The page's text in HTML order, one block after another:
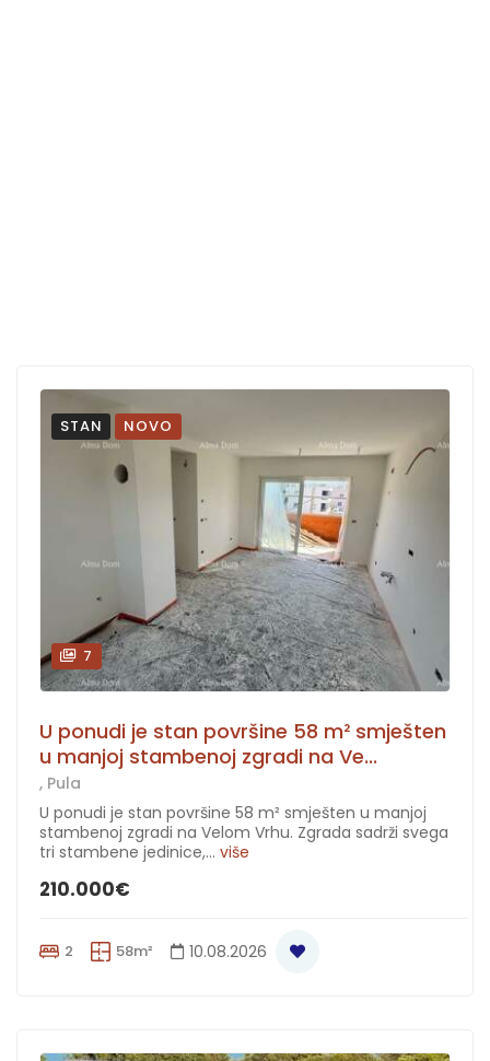
STAN NOVO
7
U ponudi je stan površine 58 m² smješten
u manjoj stambenoj zgradi na Ve...
, Pula
U ponudi je stan površine 58 m² smješten u manjoj
stambenoj zgradi na Velom Vrhu. Zgrada sadrži svega
tri stambene jedinice,... više
210.000€
2 58m² 10.08.2026